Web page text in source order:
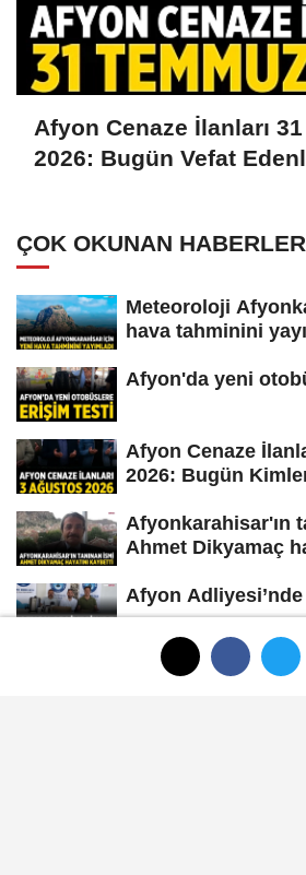
Afyon Cenaze İlanları
2026: Bugün Vefat
ÇOK OKUNAN HABERLER
Meteoroloji
hava tahminini
Afyon'da yeni
Afyon Cenaze
2026: Bugün
Afyonkarahisar'ın
Ahmet Dikyamaç
Afyon
Afyonkarahisar'da